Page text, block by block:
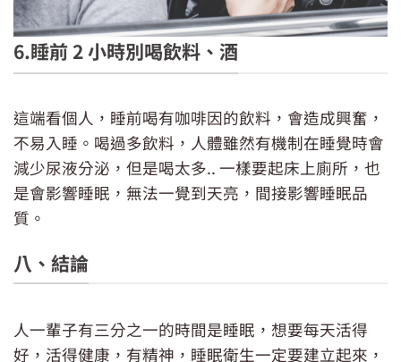
喝酒無法助眠
6.睡前 2 小時別喝飲料、酒
這端看個人，睡前喝有咖啡因的飲料，會造成興奮，
不易入睡。喝過多飲料，人體雖然有機制在睡覺時會
減少尿液分泌，但是喝太多.. 一樣要起床上廁所，也
是會影響睡眠，無法一覺到天亮，間接影響睡眠品
質。
八、結論
人一輩子有三分之一的時間是睡眠，想要每天活得
好，活得健康，有精神，睡眠衛生一定要建立起來，